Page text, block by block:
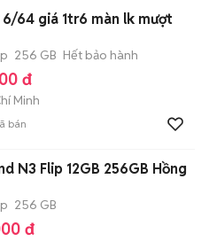
6/64 giá 1tr6 màn lk mượt
256 GB Hết bảo hành
đ
Minh
bán
N3 Flip 12GB 256GB Hồng
256 GB
đ